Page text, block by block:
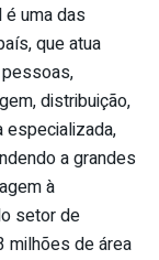
é uma das
que atua
distribuição,
especializada,
a grandes
à
setor de
milhões de área